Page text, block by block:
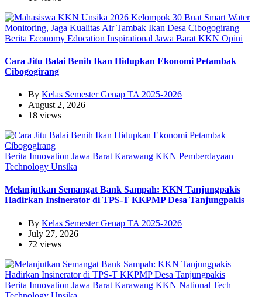
Berita Economy Education Inspirational Jawa Barat KKN Opini
Cara Jitu Balai Benih Ikan Hidupkan Ekonomi Petambak
Cibogogirang
By Kelas Semester Genap TA 2025-2026
August 2, 2026
18 views
Berita Innovation Jawa Barat Karawang KKN Pemberdayaan
Technology Unsika
Melanjutkan Semangat Bank Sampah: KKN Tanjungpakis
Hadirkan Insinerator di TPS-T KKPMP Desa Tanjungpakis
By Kelas Semester Genap TA 2025-2026
July 27, 2026
72 views
Berita Innovation Jawa Barat Karawang KKN National Tech